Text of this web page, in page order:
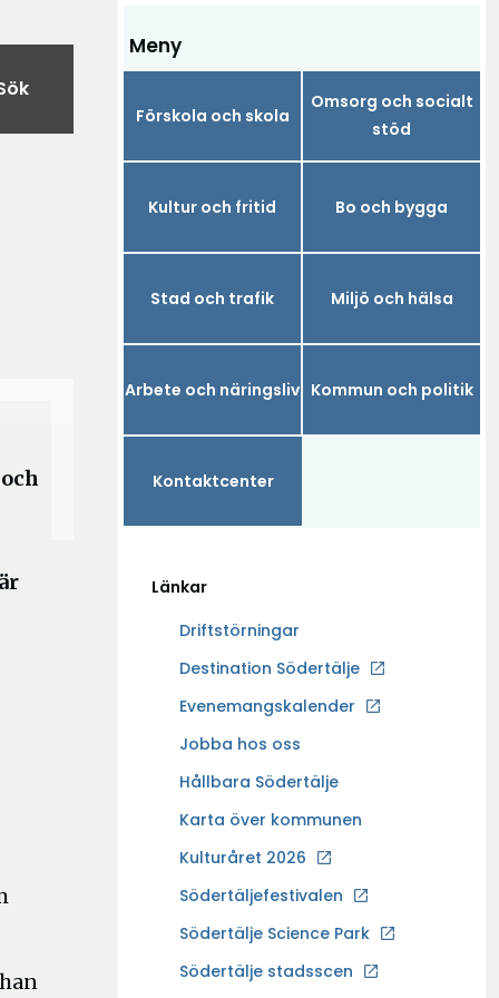
Meny
Förskola och skola
Omsorg och socialt
stöd
Kultur och fritid Bo och bygga
Stad och trafik Miljö och hälsa
Arbete och näringsliv Kommun och politik
Kontaktcenter
Länkar
Driftstörningar
Destination Södertälje
Ö
p
n
a
y
t
f
ö
Evenemangskalender
Jobba hos oss
Ö
p
n
a
y
t
Hållbara Södertälje
Karta över kommunen
Kulturåret 2026
Södertäljefestivalen
Södertälje Science Park
Ö
p
Södertälje stadsscen